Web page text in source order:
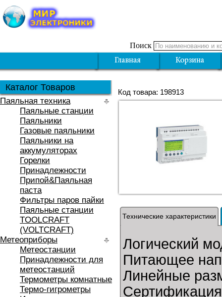
Поиск
Каталог Товаров
Паяльная техника
Паяльные станции
Паяльники
Газовые паяльники
Паяльники на
аккумуляторах
Горелки
Принадлежности
Припой&Паяльная
паста
Фильтры паров пайки
Паяльные станции
TOOLCRAFT
(VOLTCRAFT)
Метеоприборы
Метеостанции
Принадлежности для
метеостанций
Термометры комнатные
Термо-гигрометры
Код товара: 198913
Технические характеристики
Логический
Питающее
Линейные